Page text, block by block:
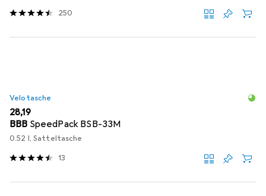
250
Velotasche
EUR
28,19
BBB SpeedPack BSB-33M
0.52 l, Satteltasche
13